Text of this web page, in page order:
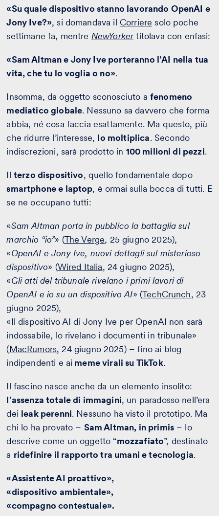
«Su quale dispositivo stanno lavorando OpenAI e
Jony Ive?», si domandava il Corriere solo poche
settimane fa, mentre NewYorkertitolava con enfasi:
«Sam Altman e Jony Ive porteranno l’AI nella tua
vita, che tu lo voglia o no».
Insomma, da oggetto sconosciuto a fenomeno
mediatico globale. Nessuno sa davvero che forma
abbia, né cosa faccia esattamente. Ma questo, più
che ridurre l’interesse, lo moltiplica. Secondo
indiscrezioni, sarà prodotto in 100 milioni di pezzi.
Il terzo dispositivo, quello fondamentale dopo
smartphone e laptop, è ormai sulla bocca di tutti. E
se ne occupano tutti:
«Sam Altman porta in pubblico la battaglia sul
marchio “io”» (The Verge, 25 giugno 2025),
«OpenAI e Jony Ive, nuovi dettagli sul misterioso
dispositivo» (Wired Italia, 24 giugno 2025),
«Gli atti del tribunale rivelano i primi lavori di
OpenAI e io su un dispositivo AI» (TechCrunch, 23
giugno 2025),
«Il dispositivo AI di Jony Ive per OpenAI non sarà
indossabile, lo rivelano i documenti in tribunale»
(MacRumors, 24 giugno 2025) – fino ai blog
indipendenti e ai meme virali su TikTok.
Il fascino nasce anche da un elemento insolito:
l’assenza totale di immagini, un paradosso nell’era
dei leak perenni. Nessuno ha visto il prototipo. Ma
chi lo ha provato – Sam Altman, in primis – lo
descrive come un oggetto “mozzafiato”, destinato
a ridefinire il rapporto tra umani e tecnologia.
«Assistente AI proattivo»,
«dispositivo ambientale»,
«compagno contestuale».